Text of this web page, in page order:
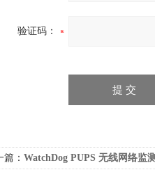
验证码：
篇： WatchDog PUPS 无线网络监